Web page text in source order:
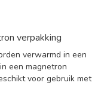
verpakking
verwarmd in een
een magnetron
voor gebruik met